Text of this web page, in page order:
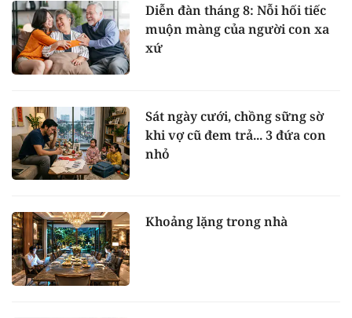
Diễn đàn tháng 8: Nỗi hối tiếc
muộn màng của người con xa
xứ
Sát ngày cưới, chồng sững sờ
khi vợ cũ đem trả... 3 đứa con
nhỏ
Khoảng lặng trong nhà